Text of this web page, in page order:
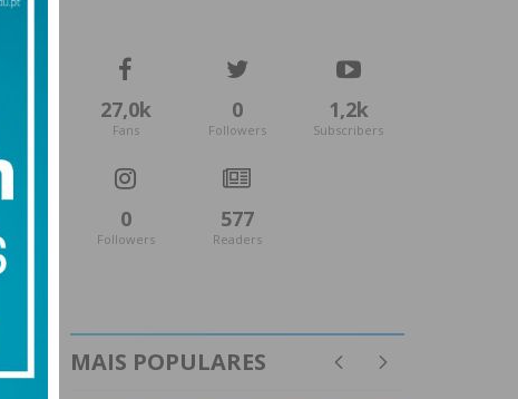
27,0k
Fans
0
Followers
1,2k
Subscribers
0
Followers
577
Readers
MAIS POPULARES